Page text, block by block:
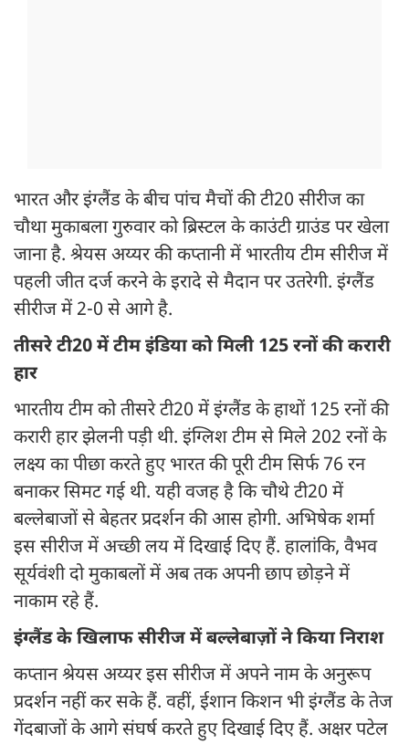
भारत और इंग्लैंड के बीच पांच मैचों की टी20 सीरीज का
चौथा मुकाबला गुरुवार को ब्रिस्टल के काउंटी ग्राउंड पर खेला
जाना है. श्रेयस अय्यर की कप्तानी में भारतीय टीम सीरीज में
पहली जीत दर्ज करने के इरादे से मैदान पर उतरेगी. इंग्लैंड
सीरीज में 2-0 से आगे है.
तीसरे टी20 में टीम इंडिया को मिली 125 रनों की करारी
हार
भारतीय टीम को तीसरे टी20 में इंग्लैंड के हाथों 125 रनों की
करारी हार झेलनी पड़ी थी. इंग्लिश टीम से मिले 202 रनों के
लक्ष्य का पीछा करते हुए भारत की पूरी टीम सिर्फ 76 रन
बनाकर सिमट गई थी. यही वजह है कि चौथे टी20 में
बल्लेबाजों से बेहतर प्रदर्शन की आस होगी. अभिषेक शर्मा
इस सीरीज में अच्छी लय में दिखाई दिए हैं. हालांकि, वैभव
सूर्यवंशी दो मुकाबलों में अब तक अपनी छाप छोड़ने में
नाकाम रहे हैं.
इंग्लैंड के खिलाफ सीरीज में बल्लेबाज़ों ने किया निराश
कप्तान श्रेयस अय्यर इस सीरीज में अपने नाम के अनुरूप
प्रदर्शन नहीं कर सके हैं. वहीं, ईशान किशन भी इंग्लैंड के तेज
गेंदबाजों के आगे संघर्ष करते हुए दिखाई दिए हैं. अक्षर पटेल